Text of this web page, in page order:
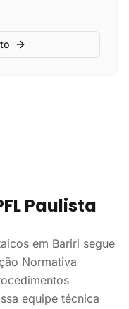
Paulista
em Bariri segue
Normativa
equipe técnica